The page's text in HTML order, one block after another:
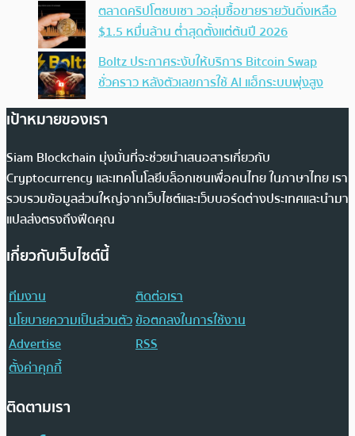
ตลาดคริปโตซบเซา วอลุ่มซื้อขายรายวันดิ่งเหลือ
$1.5 หมื่นล้าน ต่ำสุดตั้งแต่ต้นปี 2026
Boltz ประกาศระงับให้บริการ Bitcoin Swap
ชั่วคราว หลังตัวเลขการใช้ AI แฮ็กระบบพุ่งสูง
เป้าหมายของเรา
Siam Blockchain มุ่งมั่นที่จะช่วยนำเสนอสารเกี่ยวกับ
Cryptocurrency และเทคโนโลยีบล็อกเชนเพื่อคนไทย ในภาษาไทย เรา
รวบรวมข้อมูลส่วนใหญ่จากเว็บไซต์และเว็บบอร์ดต่างประเทศและนำมา
แปลส่งตรงถึงฟีดคุณ
เกี่ยวกับเว็บไซต์นี้
ทีมงาน
ติดต่อเรา
นโยบายความเป็นส่วนตัวข้อตกลงในการใช้งาน
Advertise
RSS
ตั้งค่าคุกกี้
ติดตามเรา